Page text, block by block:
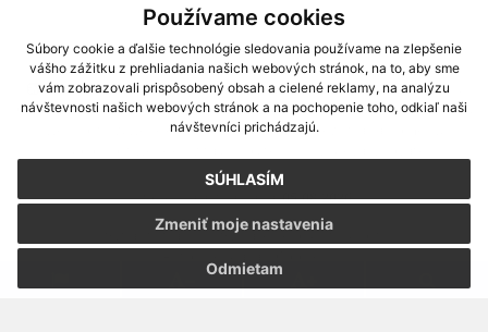
Používame cookies
Súbory cookie a ďalšie technológie sledovania používame na zlepšenie
vášho zážitku z prehliadania našich webových stránok, na to, aby sme
vám zobrazovali prispôsobený obsah a cielené reklamy, na analýzu
návštevnosti našich webových stránok a na pochopenie toho, odkiaľ naši
návštevníci prichádzajú.
SÚHLASÍM
Odmietam
Zmeniť moje nastavenia
využite možnosť získavania aktuálnych informácií s využitím RSS
CMS systém (redakčný) systém ECHELON 2,Mapa stránok,web portál
webex.digital, s.r.o.,domény,registrácia domény
Posledná aktualizácia:05.08.2026
Vytlačiť stránku|Vyhlásenie o prístupnosti